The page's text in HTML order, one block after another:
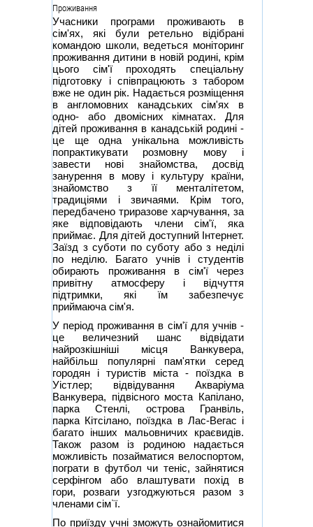
Проживання
Учасники програми проживають в
сім'ях, які були ретельно відібрані
командою школи, ведеться моніторинг
проживання дитини в новій родині, крім
цього сім'ї проходять спеціальну
підготовку і співпрацюють з табором
вже не один рік. Надається розміщення
в англомовних канадських сім'ях в
одно- або двомісних кімнатах. Для
дітей проживання в канадській родині -
це ще одна унікальна можливість
попрактикувати розмовну мову і
завести нові знайомства, досвід
занурення в мову і культуру країни,
знайомство з її менталітетом,
традиціями і звичаями. Крім того,
передбачено триразове харчування, за
яке відповідають члени сім'ї, яка
приймає. Для дітей доступний Інтернет.
Заїзд з суботи по суботу або з неділі
по неділю. Багато учнів і студентів
обирають проживання в сім'ї через
привітну атмосферу і відчуття
підтримки, які їм забезпечує
приймаюча сім'я.
У період проживання в сім'ї для учнів -
це величезний шанс відвідати
найрозкішніші місця Ванкувера,
найбільш популярні пам'ятки серед
городян і туристів міста - поїздка в
Уістлер; відвідування Акваріума
Ванкувера, підвісного моста Капілано,
парка Стенлі, острова Гранвіль,
парка Кітсілано, поїздка в Лас-Вегас і
багато інших мальовничих краєвидів.
Також разом із родиною надається
можливість позайматися велоспортом,
пограти в футбол чи теніс, зайнятися
серфінгом або влаштувати похід в
гори, розваги узгоджуються разом з
членами сім`ї.
По приїзду учні зможуть ознайомитися